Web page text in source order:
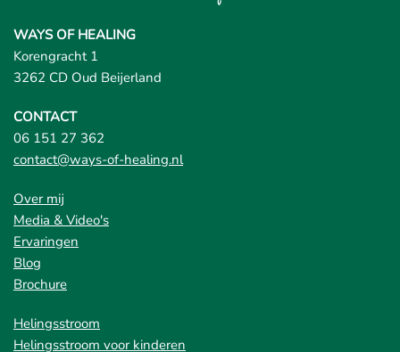
WAYS OF HEALING
Korengracht 1
3262 CD Oud Beijerland
CONTACT
06 151 27 362
contact@ways-of-healing.nl
Over mij
Media & Video's
Ervaringen
Blog
Brochure
Helingsstroom
Helingsstroom voor kinderen